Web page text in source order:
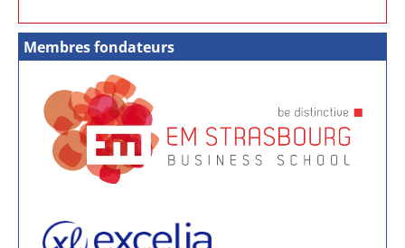
Membres fondateurs